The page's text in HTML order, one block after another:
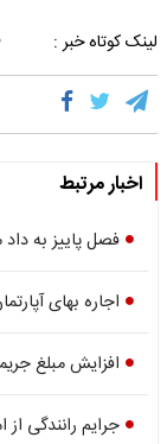
لینک کوتاه خبر :
اخبار مرتبط
فصل پاییز به
اجاره بهای
افزایش مبلغ
جرایم رانندگی